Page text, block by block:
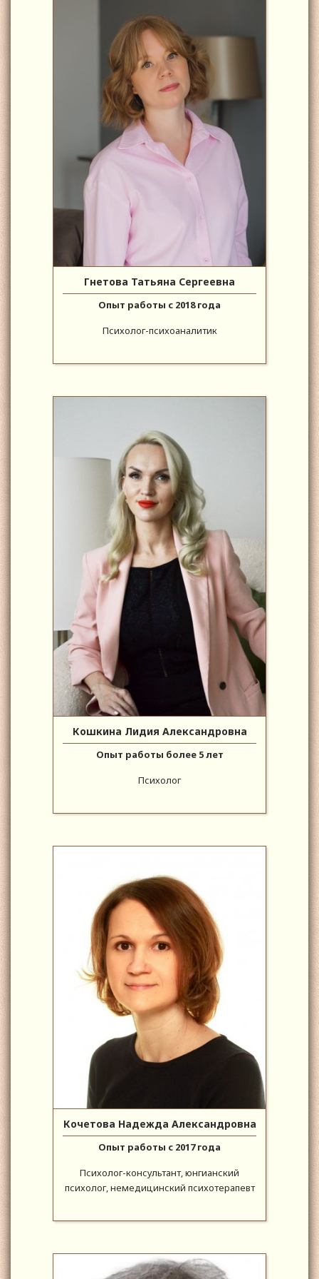
Гнетова Татьяна Сергеевна
Опыт работы с 2018 года
Психолог-психоаналитик
Кошкина Лидия Александровна
Опыт работы более 5 лет
Психолог
Кочетова Надежда Александровна
Опыт работы с 2017 года
Психолог-консультант, юнгианский
психолог, немедицинский психотерапевт